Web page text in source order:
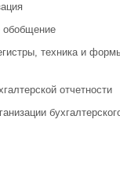
обобщение
техника и
отчетности